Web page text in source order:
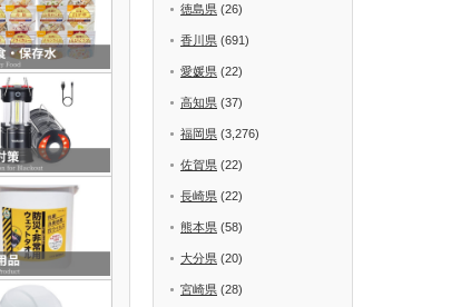
徳島県 (26)
香川県 (691)
愛媛県 (22)
高知県 (37)
福岡県 (3,276)
佐賀県 (22)
長崎県 (22)
熊本県 (58)
大分県 (20)
宮崎県 (28)